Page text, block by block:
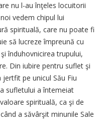
nu l-au înţeles locuitorii
vedem chipul lui
spirituală, care nu poate fi
să lucreze împreună cu
înduhovnicirea trupului,
Din iubire pentru suflet şi
pe unicul Său Fiu
sufletului a întemeiat
spirituală, ca şi de
a săvârşit minunile Sale